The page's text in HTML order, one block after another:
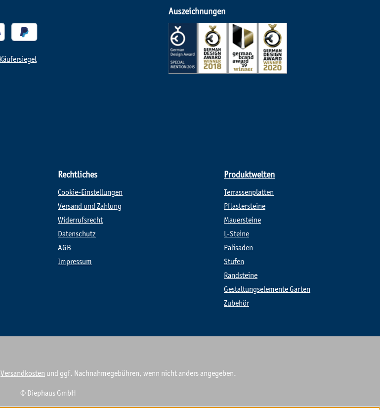
Auszeichnungen
Rechtliches
Cookie-Einstellungen
Versand und Zahlung
Widerrufsrecht
Datenschutz
AGB
Impressum
Produktwelten
Terrassenplatten
Pflastersteine
Mauersteine
L-Steine
Palisaden
Stufen
Randsteine
Gestaltungselemente Garten
Zubehör
Versandkosten und ggf. Nachnahmegebühren, wenn nicht anders angegeben.
© Diephaus GmbH